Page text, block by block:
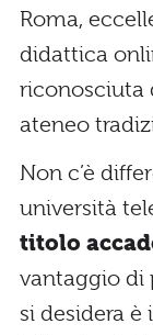
Roma,
didattica
riconosciuta
ateneo
Non c’è
università
titolo
vantaggio di
si desidera